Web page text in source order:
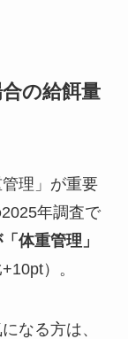
の給餌量
理」が重要
年調査で
体重管理」
）。
なる方は、